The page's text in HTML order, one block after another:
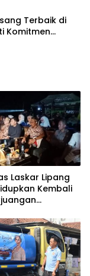
Terbaik di
Komitmen
Berkualitas
Laskar Lipang
Kembali
Apresiasi
Adalah
Tak Ternilai”.